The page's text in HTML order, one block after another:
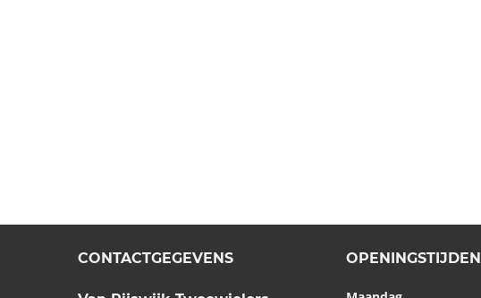
CONTACTGEGEVENS OPENINGSTIJDEN